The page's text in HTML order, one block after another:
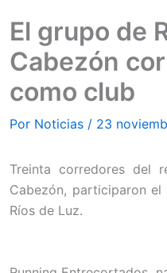
El grupo de
Cabezón
como club
Por Noticias / 23
Treinta corredores del
Cabezón, participaron
Ríos de Luz.